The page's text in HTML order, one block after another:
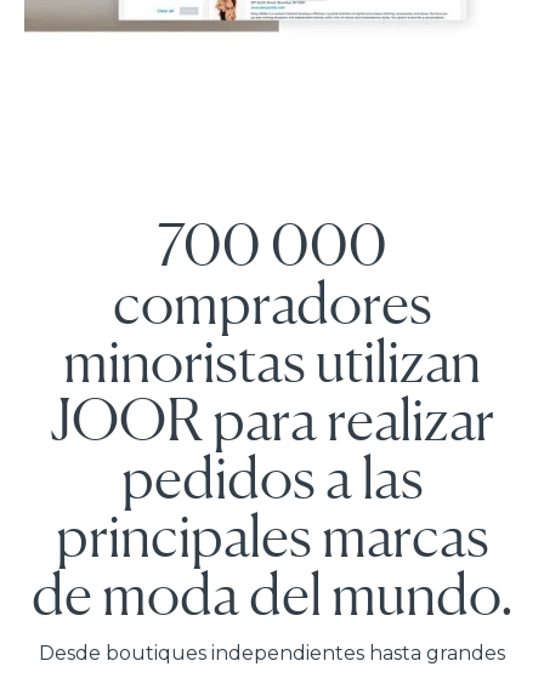
700 000
compradores
minoristas utilizan
JOOR para realizar
pedidos a las
principales marcas
de moda del mundo.
Desde boutiques independientes hasta grandes